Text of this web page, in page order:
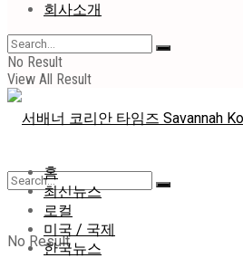
회사소개
No Result
View All Result
No Result
홈
최신뉴스
로컬
미국 / 국제
한국뉴스